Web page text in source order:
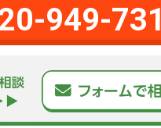
949-731